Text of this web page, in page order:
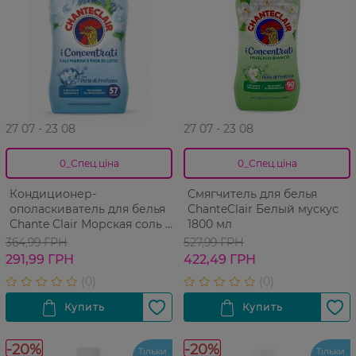
27 07 - 23 08
0_Спец.ціна
Кондиционер-
ополаскиватель для белья
Chante Clair Морская соль и
цветок лотоса 1140 мл
364,99 ГРН
291,99 ГРН
27 07 - 23 08
0_Спец.ціна
Смягчитель для белья
ChanteClair Белый мускус
1800 мл
527,99 ГРН
422,49 ГРН
-20% Тільки -20% Тільки